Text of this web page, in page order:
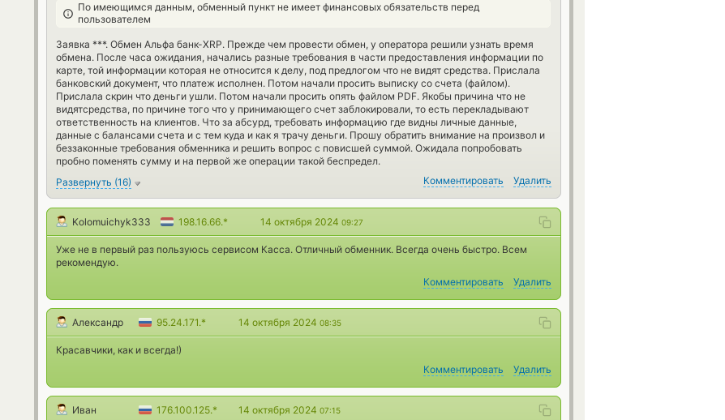
По имеющимся данным, обменный пункт не имеет финансовых обязательств перед
пользователем
Заявка ***. Обмен Альфа банк-XRP. Прежде чем провести обмен, у оператора решили узнать время
обмена. После часа ожидания, начались разные требования в части предоставления информации по
карте, той информации которая не относится к делу, под предлогом что не видят средства. Прислала
банковский документ, что платеж исполнен. Потом начали просить выписку со счета (файлом).
Прислала скрин что деньги ушли. Потом начали просить опять файлом PDF. Якобы причина что не
видятсредства, по причине того что у принимающего счет заблокировали, то есть перекладывают
ответственность на клиентов. Что за абсурд, требовать информацию где видны личные данные,
данные с балансами счета и с тем куда и как я трачу деньги. Прошу обратить внимание на произвол и
беззаконные требования обменника и решить вопрос с повисшей суммой. Ожидала попробовать
пробно поменять сумму и на первой же операции такой беспредел.
Развернуть (16) Комментировать Удалить
Kolomuichyk333 198.16.66.* 14 октября 2024 09:27
Уже не в первый раз пользуюсь сервисом Касса. Отличный обменник. Всегда очень быстро. Всем
рекомендую.
Комментировать
Удалить
Александр 95.24.171.* 14 октября 2024 08:35
Красавчики, как и всегда!)
Комментировать
Удалить
Иван 176.100.125.* 14 октября 2024 07:15